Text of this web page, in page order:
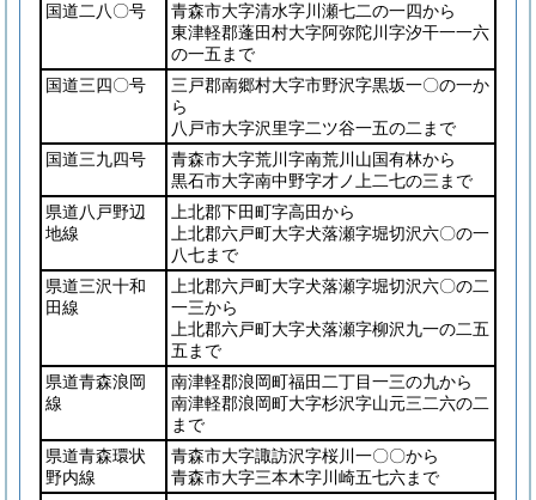
国道二八〇号
青森市大字清水字川瀬七二の一四から
東津軽郡蓬田村大字阿弥陀川字汐干一一六
の一五まで
国道三四〇号
三戸郡南郷村大字市野沢字黒坂一〇の一か
ら
八戸市大字沢里字二ツ谷一五の二まで
国道三九四号
青森市大字荒川字南荒川山国有林から
黒石市大字南中野字才ノ上二七の三まで
県道八戸野辺
地線
上北郡下田町字高田から
上北郡六戸町大字犬落瀬字堀切沢六〇の一
八七まで
県道三沢十和
田線
上北郡六戸町大字犬落瀬字堀切沢六〇の二
一三から
上北郡六戸町大字犬落瀬字柳沢九一の二五
五まで
県道青森浪岡
線
南津軽郡浪岡町福田二丁目一三の九から
南津軽郡浪岡町大字杉沢字山元三二六の二
まで
県道青森環状
野内線
青森市大字諏訪沢字桜川一〇〇から
青森市大字三本木字川崎五七六まで